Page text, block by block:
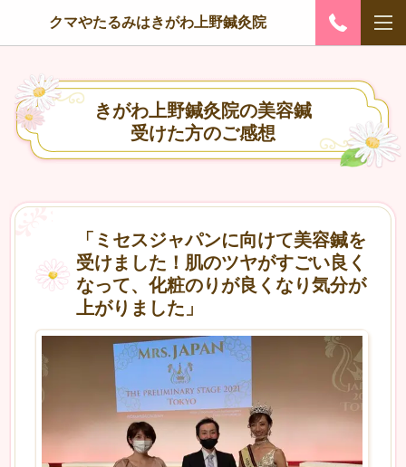
クマやたるみはきがわ上野鍼灸院
きがわ上野鍼灸院の美容鍼
受けた方のご感想
「ミセスジャパンに向けて美容鍼を
受けました！肌のツヤがすごい良く
なって、化粧のりが良くなり気分が
上がりました」